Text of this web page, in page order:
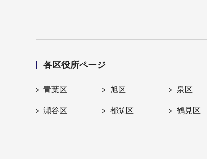
各区役所ページ
青葉区 旭区 泉区
瀬谷区 都筑区 鶴見区